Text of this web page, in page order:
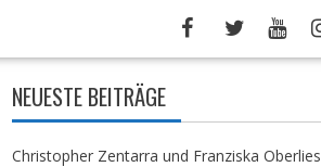
NEUESTE BEITRÄGE
Christopher Zentarra und Franziska Oberlies